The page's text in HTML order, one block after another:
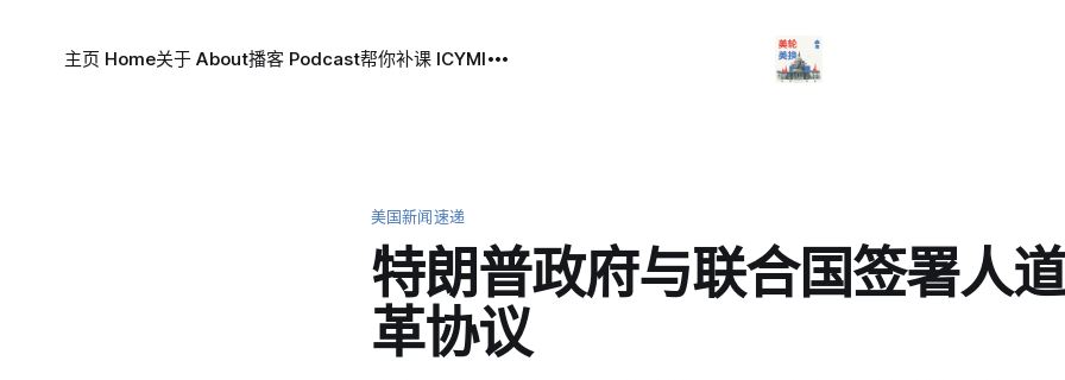
主页 Home关于 About播客 Podcast帮你补课 ICYMI
美国新闻速递
特朗普政府与联合国签署人
革协议